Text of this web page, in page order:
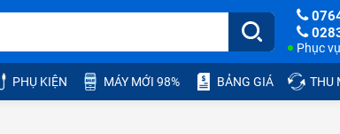
Phục
PHỤ KIỆN MÁY MỚI 98% BẢNG GIÁ THU